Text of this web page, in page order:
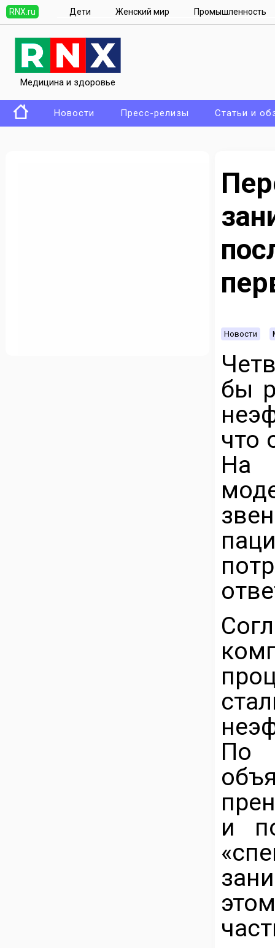
RNX.ru Дети Женский мир Промышленность
Медицина и здоровье
Новости Пресс-релизы Статьи и
Новости
бы
что
На
По
и